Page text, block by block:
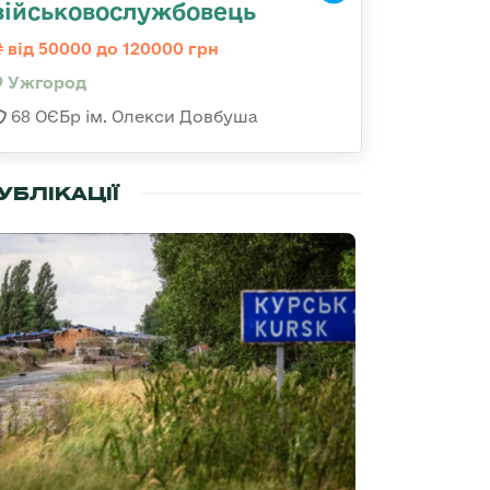
від 50000 до 120000 грн
Ужгород
68 ОЄБр ім. Олекси Довбуша